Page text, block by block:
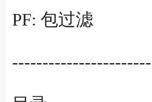
PF: 包过滤